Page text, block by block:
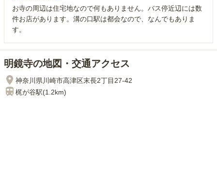
お寺の周辺は住宅地なので何もありません。バス停近辺には数
件お店があります。溝の口駅は都会なので、なんでもありま
す。
明鏡寺の地図・交通アクセス
神奈川県川崎市高津区末長2丁目27-42
梶が谷駅(1.2km)